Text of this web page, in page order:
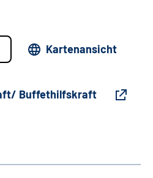
Kartenansicht
Buffethilfskraft